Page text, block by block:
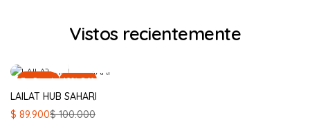
Vistos recientemente
En Stock 10% Off
LAILAT HUB SAHARI
$100.000
El
$ 89.900
El